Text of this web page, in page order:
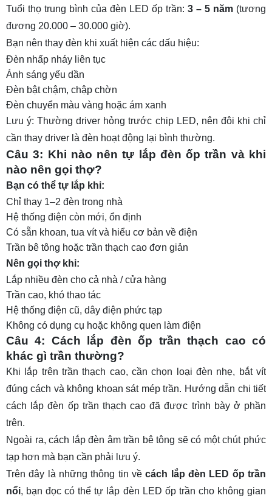
Tuổi thọ trung bình của đèn LED ốp trần: 3 – 5 năm (tương
đương 20.000 – 30.000 giờ).
Bạn nên thay đèn khi xuất hiện các dấu hiệu:
Đèn nhấp nháy liên tục
Ánh sáng yếu dần
Đèn bật chậm, chập chờn
Đèn chuyển màu vàng hoặc ám xanh
Lưu ý: Thường driver hỏng trước chip LED, nên đôi khi chỉ
cần thay driver là đèn hoạt động lại bình thường.
Câu 3: Khi nào nên tự lắp đèn ốp trần và khi
nào nên gọi thợ?
Bạn có thể tự lắp khi:
Chỉ thay 1–2 đèn trong nhà
Hệ thống điện còn mới, ổn định
Có sẵn khoan, tua vít và hiểu cơ bản về điện
Trần bê tông hoặc trần thạch cao đơn giản
Nên gọi thợ khi:
Lắp nhiều đèn cho cả nhà / cửa hàng
Trần cao, khó thao tác
Hệ thống điện cũ, dây điện phức tạp
Không có dụng cụ hoặc không quen làm điện
Câu 4: Cách lắp đèn ốp trần thạch cao có
khác gì trần thường?
Khi lắp trên trần thạch cao, cần chọn loại đèn nhẹ, bắt vít
đúng cách và không khoan sát mép trần. Hướng dẫn chi tiết
cách lắp đèn ốp trần thạch cao đã được trình bày ở phần
trên.
Ngoài ra, cách lắp đèn âm trần bê tông sẽ có một chút phức
tạp hơn mà bạn cần phải lưu ý.
Trên đây là những thông tin vềcách lắp đèn LED ốp trần
nổi, bạn đọc có thể tự lắp đèn LED ốp trần cho không gian